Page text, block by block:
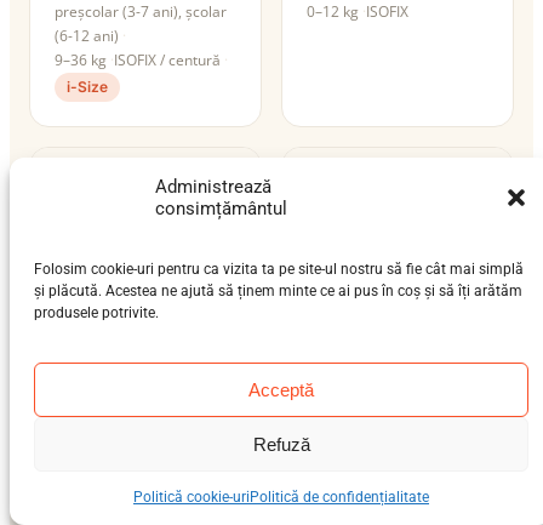
Administrează
consimțământul
Folosim cookie-uri pentru ca vizita ta pe site-ul nostru să fie cât mai simplă
și plăcută. Acestea ne ajută să ținem minte ce ai pus în coș și să îți arătăm
produsele potrivite.
Acceptă
Refuză
Politică cookie-uri Politică de confidențialitate
preșcolar (3-7 ani), școlar
(6-12 ani)
9–36 kg ISOFIX / centură
i-Size
0–12 kg ISOFIX
360
0–13 kgISOFIX / centură